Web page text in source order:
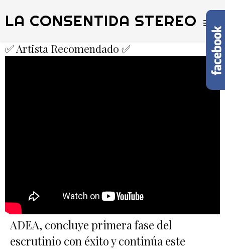
LA CONSENTIDA STEREO
✅ Artista Recomendado ✅
ADEA, concluye primera fase del
escrutinio con éxito y continúa este